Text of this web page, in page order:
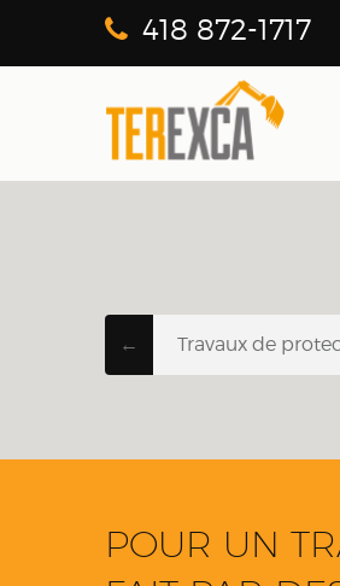
418 872-1717
← Travaux de
POUR UN